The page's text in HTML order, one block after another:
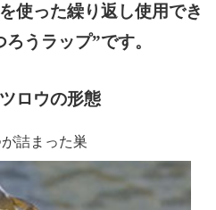
使った繰り返し使用でき
うラップ”です。
ロウの形態
詰まった巣